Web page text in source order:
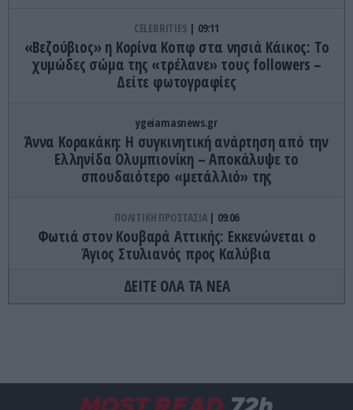
CELEBRITIES 09:11
«Βεζούβιος» η Κορίνα Κοπφ στα νησιά Κάικος: Το
χυμώδες σώμα της «τρέλανε» τους followers –
Δείτε φωτογραφίες
ygeiamasnews.gr
Άννα Κορακάκη: Η συγκινητική ανάρτηση από την
Ελληνίδα Ολυμπιονίκη – Αποκάλυψε το
σπουδαιότερο «μετάλλιό» της
ΠΟΛΙΤΙΚΗ ΠΡΟΣΤΑΣΙΑ 09:06
Φωτιά στον Κουβαρά Αττικής: Εκκενώνεται ο
Άγιος Στυλιανός προς Καλύβια
ΚΟΣΜΟΣ 08:59
ΔΕΙΤΕ ΟΛΑ ΤΑ ΝΕΑ